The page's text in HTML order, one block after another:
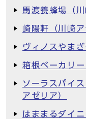
馬渡養蜂場（川
崎陽軒（川崎ア
ヴィノスやま
箱根ベーカリー
ソーラスパイ
アゼリア）
はままるダイ